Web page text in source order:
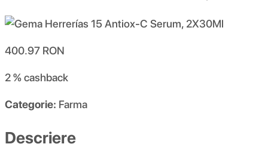
400.97 RON
2 %cashback
Categorie: Farma
Descriere